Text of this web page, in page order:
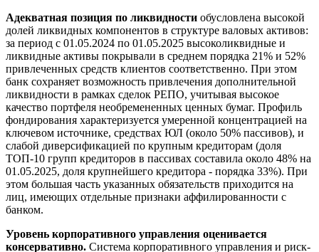
Адекватная позиция по ликвидности обусловлена высокой
долей ликвидных компонентов в структуре валовых активов:
за период с 01.05.2024 по 01.05.2025 высоколиквидные и
ликвидные активы покрывали в среднем порядка 21% и 52%
привлеченных средств клиентов соответственно. При этом
банк сохраняет возможность привлечения дополнительной
ликвидности в рамках сделок РЕПО, учитывая высокое
качество портфеля необремененных ценных бумаг. Профиль
фондирования характеризуется умеренной концентрацией на
ключевом источнике, средствах ЮЛ (около 50% пассивов), и
слабой диверсификацией по крупным кредиторам (доля
ТОП-10 групп кредиторов в пассивах составила около 48% на
01.05.2025, доля крупнейшего кредитора - порядка 33%). При
этом большая часть указанных обязательств приходится на
лиц, имеющих отдельные признаки аффилированности с
банком.
Уровень корпоративного управления оценивается
консервативно. Система корпоративного управления и риск-